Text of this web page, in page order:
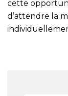
cette
d’attendre la